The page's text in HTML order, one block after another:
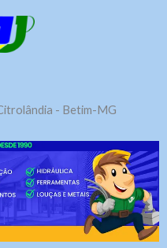
- Betim-MG